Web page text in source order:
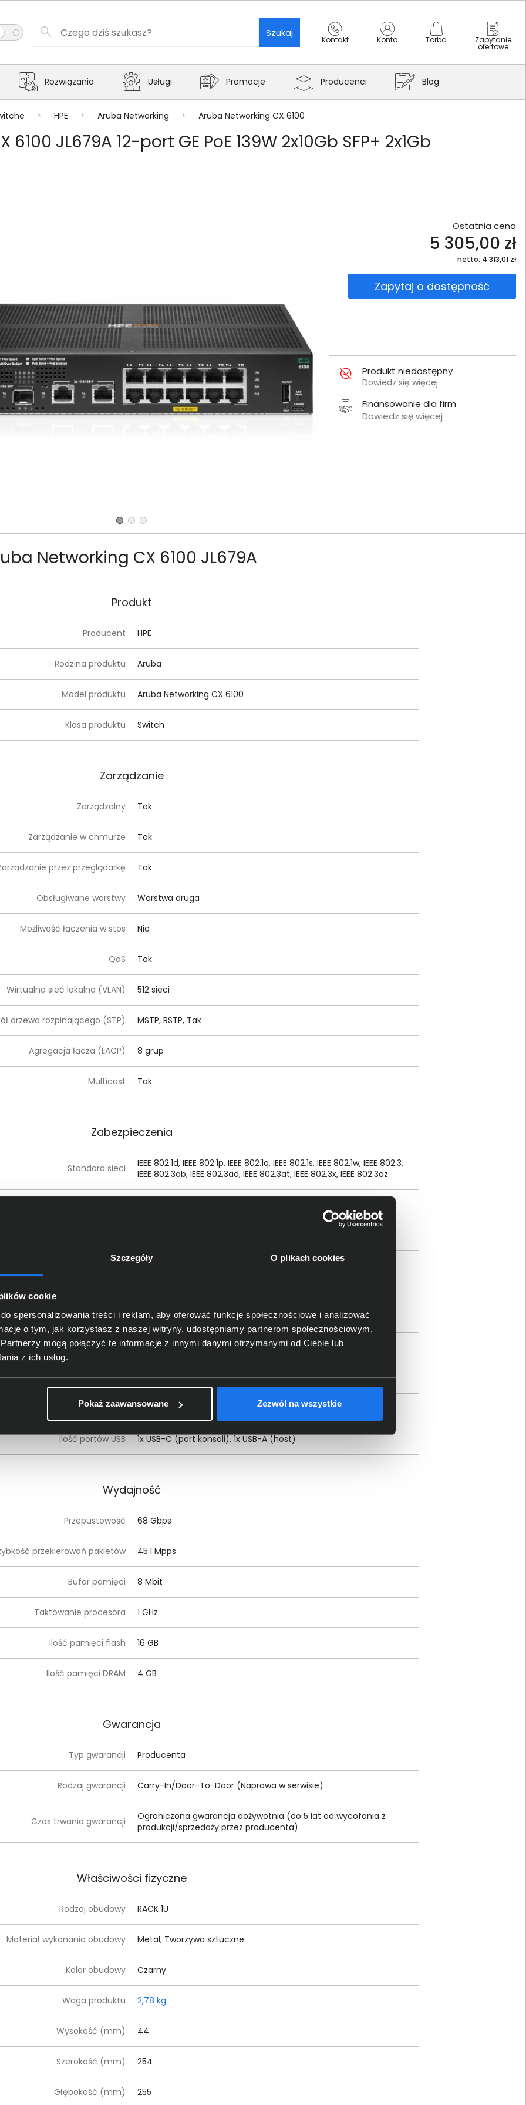
Szczegóły O plikach cookies
cookie
spersonalizowania treści i reklam, aby oferować funkcje społecznościowe i analizować
o tym, jak korzystasz z naszej witryny, udostępniamy partnerom społecznościowym,
mogą połączyć te informacje z innymi danymi otrzymanymi od Ciebie lub
z ich usług.
Pokaż zaawansowane Zezwól na wszystkie
Szukaj
Kontakt Konto Torba Zapytanie
ofertowe
Rozwiązania Usługi Promocje Producenci Blog
HPE Aruba Networking Aruba Networking CX 6100
JL679A 12-port GE PoE 139W 2x10Gb SFP+ 2x1Gb
Ostatnia cena
5 305,00 zł
netto: 4 313,01 zł
Zapytaj o dostępność
Produkt niedostępny
Dowiedz się więcej
Finansowanie dla firm
Dowiedz się więcej
Networking CX 6100 JL679A
Produkt
Producent HPE
Rodzina produktu Aruba
Model produktu Aruba Networking CX 6100
Klasa produktu Switch
Zarządzanie
Zarządzalny Tak
Zarządzanie w chmurze Tak
przez przeglądarkę Tak
Obsługiwane warstwy Warstwa druga
Możliwość łączenia w stos Nie
QoS Tak
Wirtualna sieć lokalna (VLAN) 512 sieci
drzewa rozpinającego (STP) MSTP, RSTP, Tak
Agregacja łącza (LACP) 8 grup
Multicast Tak
Zabezpieczenia
Standard sieci
IEEE 802.1d, IEEE 802.1p, IEEE 802.1q, IEEE 802.1s, IEEE 802.1w, IEEE 802.3,
IEEE 802.3ab, IEEE 802.3ad, IEEE 802.3at, IEEE 802.3x, IEEE 802.3az
i przepustowość portów RJ-45 14 szt / 1 Gbps
i przepustowość portów SFP 2 szt / 10 Gbps
Ilość portów PoE 12 szt
Moc zasilania PoE 139 W
Ilość portów USB 1x USB-C (port konsoli), 1x USB-A (host)
Wydajność
Przepustowość 68 Gbps
przekierowań pakietów 45.1 Mpps
Bufor pamięci 8 Mbit
Taktowanie procesora 1 GHz
Ilość pamięci flash 16 GB
Ilość pamięci DRAM 4 GB
Gwarancja
Typ gwarancji Producenta
Rodzaj gwarancji Carry-In/Door-To-Door (Naprawa w serwisie)
Czas trwania gwarancji
Ograniczona gwarancja dożywotnia (do 5 lat od wycofania z
produkcji/sprzedaży przez producenta)
Właściwości fizyczne
Rodzaj obudowy RACK 1U
Materiał wykonania obudowy Metal, Tworzywa sztuczne
Kolor obudowy Czarny
Waga produktu 2,78 kg
Wysokość (mm) 44
Szerokość (mm) 254
Głębokość (mm) 255